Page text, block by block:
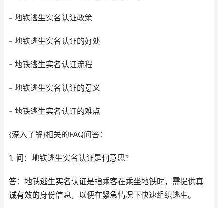
- 地铁逃生实名认证政策
- 地铁逃生实名认证的好处
- 地铁逃生实名认证流程
- 地铁逃生实名认证的意义
- 地铁逃生实名认证的难点
{深入了解}相关的FAQ问答：
1. 问：地铁逃生实名认证是何意思？
答：地铁逃生实名认证是指乘客在乘坐地铁时，需提供真
诚有效的身份信息，以便在紧急情况下快速组织逃生。